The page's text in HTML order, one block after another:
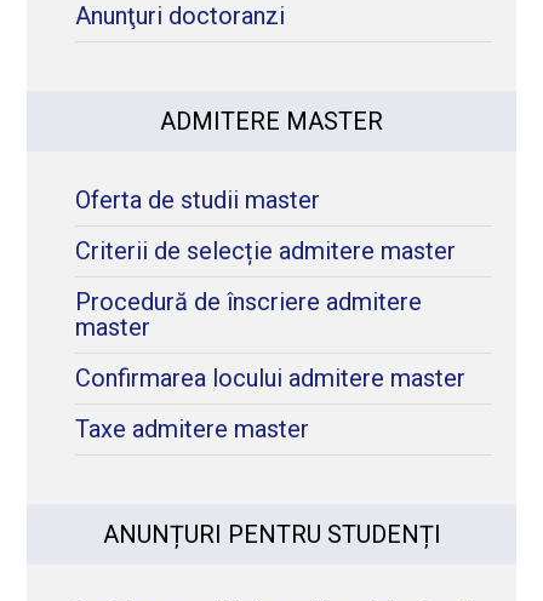
Anunţuri doctoranzi
ADMITERE MASTER
Oferta de studii master
Criterii de selecție admitere master
Procedură de înscriere admitere
master
Confirmarea locului admitere master
Taxe admitere master
ANUNȚURI PENTRU STUDENȚI